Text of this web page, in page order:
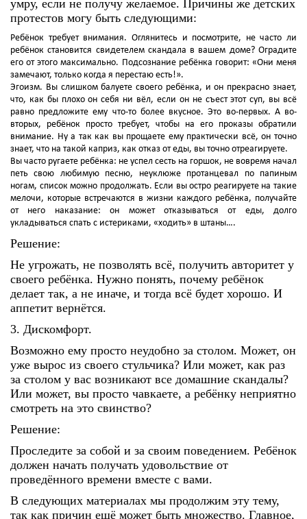
умру, если не получу желаемое. Причины же детских
протестов могу быть следующими:
Ребёнок требует внимания. Оглянитесь и посмотрите, не часто ли
ребёнок становится свидетелем скандала в вашем доме? Оградите
его от этого максимально. Подсознание ребёнка говорит: «Они меня
замечают, только когда я перестаю есть!».
Эгоизм. Вы слишком балуете своего ребёнка, и он прекрасно знает,
что, как бы плохо он себя ни вёл, если он не съест этот суп, вы всё
равно предложите ему что-то более вкусное. Это во-первых. А во-
вторых, ребёнок просто требует, чтобы на его проказы обратили
внимание. Ну а так как вы прощаете ему практически всё, он точно
знает, что на такой каприз, как отказ от еды, вы точно отреагируете.
Вы часто ругаете ребёнка: не успел сесть на горшок, не вовремя начал
петь свою любимую песню, неуклюже протанцевал по папиным
ногам, список можно продолжать. Если вы остро реагируете на такие
мелочи, которые встречаются в жизни каждого ребёнка, получайте
от него наказание: он может отказываться от еды, долго
укладываться спать с истериками, «ходить» в штаны….
Решение:
Не угрожать, не позволять всё, получить авторитет у
своего ребёнка. Нужно понять, почему ребёнок
делает так, а не иначе, и тогда всё будет хорошо. И
аппетит вернётся.
3. Дискомфорт.
Возможно ему просто неудобно за столом. Может, он
уже вырос из своего стульчика? Или может, как раз
за столом у вас возникают все домашние скандалы?
Или может, вы просто чавкаете, а ребёнку неприятно
смотреть на это свинство?
Решение:
Проследите за собой и за своим поведением. Ребёнок
должен начать получать удовольствие от
проведённого времени вместе с вами.
В следующих материалах мы продолжим эту тему,
так как причин ещё может быть множество. Главное,